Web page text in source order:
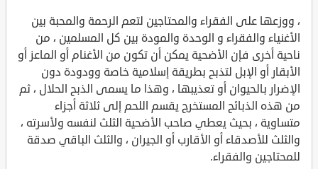
، ووزعها على الفقراء والمحتاجين لتعم الرحمة والمحبة بين
الأغنياء والفقراء و الوحدة والمودة بين كل المسلمين ، من
ناحية أخرى فإن الأضحية يمكن أن تكون من الأغنام أو الماعز أو
الأبقار أو الإبل لتذبح بطريقة إسلامية خاصة وودودة دون
الإضرار بالحيوان أو تعذيبها ، وهذا ما يسمى الذبح الحلال ، ثم
من هذه الذبائح المستخرج يقسم اللحم إلى ثلاثة أجزاء
متساوية ، بحيث يعطي صاحب الأضحية الثلث لنفسه ولأسرته ،
والثلث للأصدقاء أو الأقارب أو الجيران ، والثلث الباقي صدقة
للمحتاجين والفقراء.